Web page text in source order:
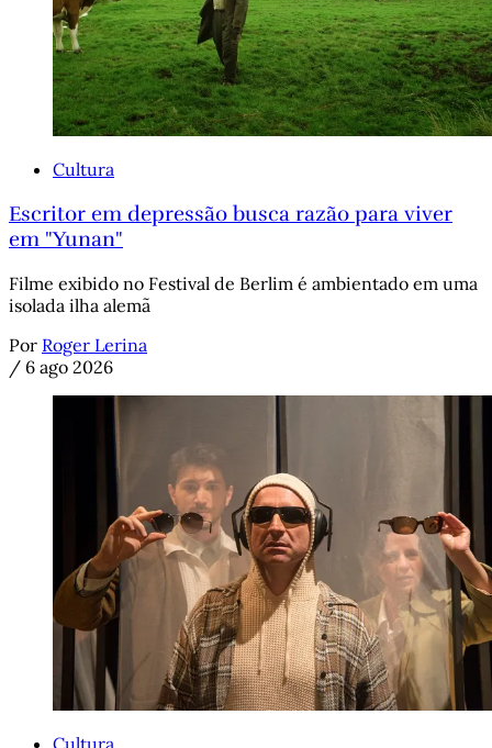
Cultura
Escritor em depressão busca razão para viver
em "Yunan"
Filme exibido no Festival de Berlim é ambientado em uma
isolada ilha alemã
Por Roger Lerina
/ 6 ago 2026
Cultura